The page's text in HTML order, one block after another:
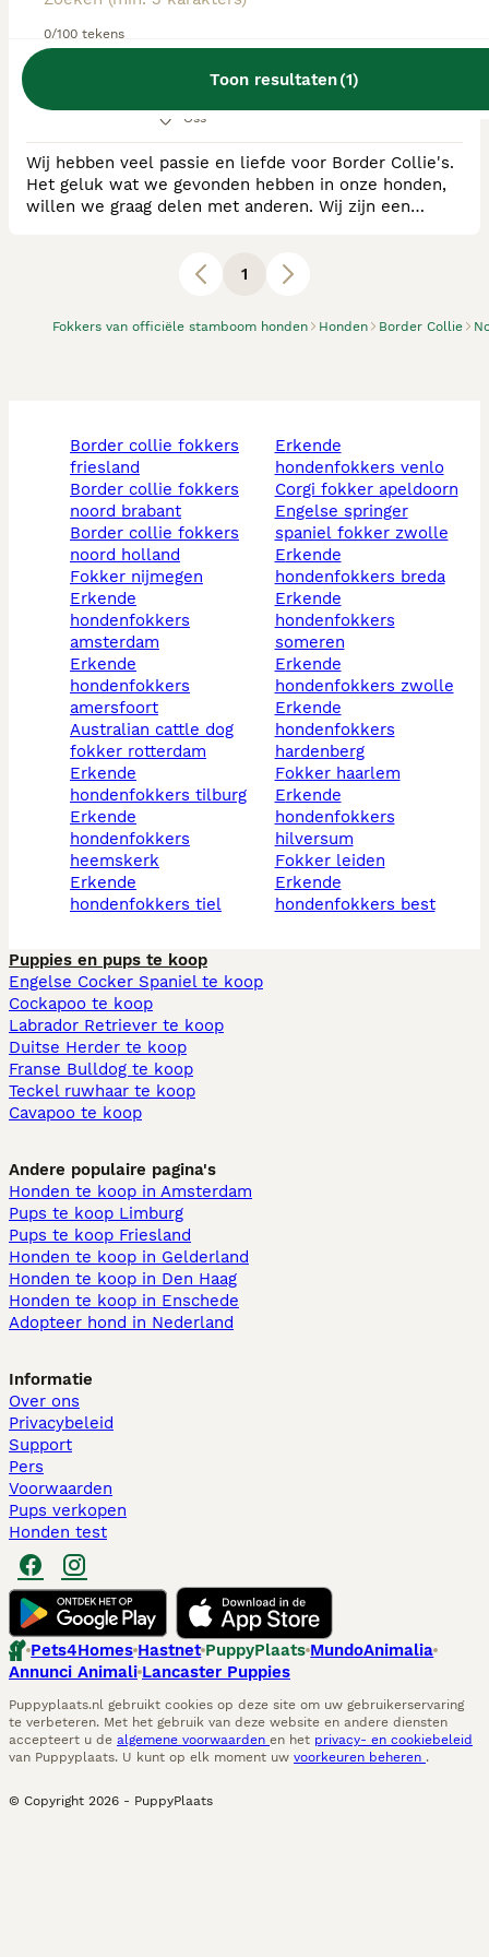
0/100 tekens
Toon resultaten(1)
Fokkers van officiële stamboom honden Honden Border Collie
Border Collie
Oss
Wij hebben veel passie en liefde voor Border Collie's.
Het geluk wat we gevonden hebben in onze honden,
willen we graag delen met anderen. Wij zijn een
is getest op HD+ED, ECVO + Glaucoom. De uitslagen
1
border collie fokkers
friesland
border collie fokkers
noord brabant
border collie fokkers
noord holland
fokker nijmegen
erkende
hondenfokkers
amsterdam
erkende
hondenfokkers
amersfoort
australian cattle dog
fokker rotterdam
erkende
hondenfokkers tilburg
erkende
hondenfokkers
heemskerk
erkende
hondenfokkers tiel
erkende
hondenfokkers venlo
corgi fokker apeldoorn
engelse springer
spaniel fokker zwolle
erkende
hondenfokkers breda
erkende
hondenfokkers
someren
erkende
hondenfokkers zwolle
erkende
hondenfokkers
hardenberg
fokker haarlem
erkende
hondenfokkers
hilversum
fokker leiden
erkende
hondenfokkers best
Puppies en pups te koop
Engelse Cocker Spaniel te koop
Cockapoo te koop
Labrador Retriever te koop
Duitse Herder te koop
Franse Bulldog te koop
Teckel ruwhaar te koop
Cavapoo te koop
Andere populaire pagina's
Honden te koop in Amsterdam
Pups te koop Limburg​
Pups te koop Friesland​
Honden te koop in Gelderland
Honden te koop in Den Haag
Honden te koop in Enschede
Adopteer hond in Nederland
Informatie
Over ons
Privacybeleid
Support
Pers
Voorwaarden
Pups verkopen
Honden test
Pets4Homes Hastnet PuppyPlaats MundoAnimalia
Annunci Animali Lancaster Puppies
Puppyplaats.nl gebruikt cookies op deze site om uw gebruikerservaring
te verbeteren. Met het gebruik van deze website en andere diensten
accepteert u de algemene voorwaarden en het privacy- en cookiebeleid
van Puppyplaats. U kunt op elk moment uw voorkeuren beheren .
© Copyright 2026 - PuppyPlaats